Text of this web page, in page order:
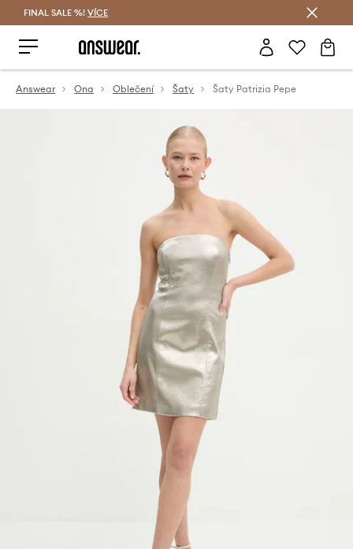
FINAL SALE %! VÍCE
Answear Ona Oblečení Šaty Šaty Patrizia Pepe